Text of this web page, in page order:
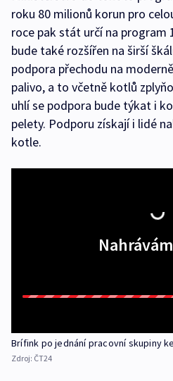
roku 80 milionů korun pro
roce pak stát určí na program
bude také rozšířen na širší
podpora přechodu na
palivo, a to včetně kotlů
uhlí se podpora bude týkat i
pelety. Podporu získají i lidé
kotle.
Brífink po jednání pracovní skupiny
Zdroj: ČT24